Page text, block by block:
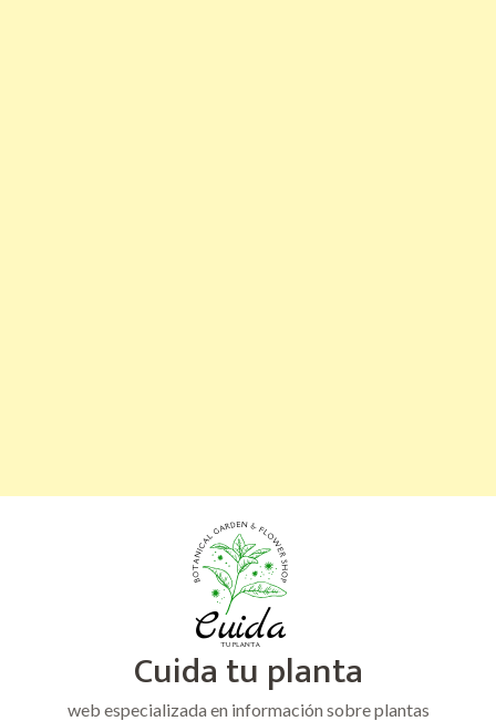
Cuida tu planta
web especializada en información sobre plantas